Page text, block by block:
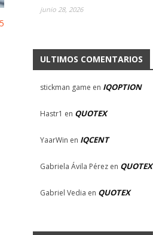
junio 28, 2026
ULTIMOS COMENTARIOS
stickman game en IQOPTION
Hastr1 en QUOTEX
YaarWin en IQCENT
Gabriela Ávila Pérez en QUOTEX
Gabriel Vedia en QUOTEX